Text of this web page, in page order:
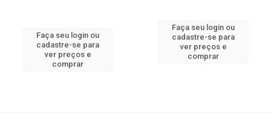
Faça seu login ou
cadastre-se para
ver preços e
comprar
Faça seu login ou
cadastre-se para
ver preços e
comprar